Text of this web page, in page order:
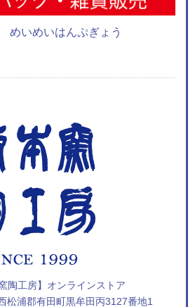
めいめいはんぷぎょう
陶工房】オンラインストア
浦郡有田町黒牟田丙3127番地1